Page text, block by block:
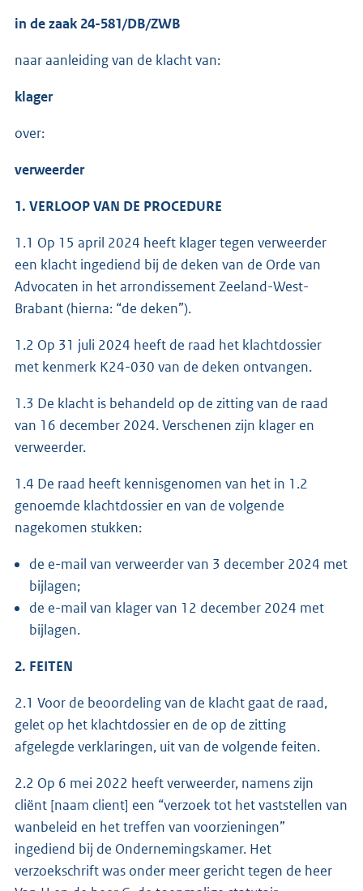
in de zaak 24-581/DB/ZWB
naar aanleiding van de klacht van:
klager
over:
verweerder
1. VERLOOP VAN DE PROCEDURE
1.1 Op 15 april 2024 heeft klager tegen verweerder
een klacht ingediend bij de deken van de Orde van
Advocaten in het arrondissement Zeeland-West-
Brabant (hierna: “de deken”).
1.2 Op 31 juli 2024 heeft de raad het klachtdossier
met kenmerk K24-030 van de deken ontvangen.
1.3 De klacht is behandeld op de zitting van de raad
van 16 december 2024. Verschenen zijn klager en
verweerder.
1.4 De raad heeft kennisgenomen van het in 1.2
genoemde klachtdossier en van de volgende
nagekomen stukken:
de e-mail van verweerder van 3 december 2024 met
bijlagen;
de e-mail van klager van 12 december 2024 met
bijlagen.
2. FEITEN
2.1 Voor de beoordeling van de klacht gaat de raad,
gelet op het klachtdossier en de op de zitting
afgelegde verklaringen, uit van de volgende feiten.
2.2 Op 6 mei 2022 heeft verweerder, namens zijn
cliënt [naam client] een “verzoek tot het vaststellen van
wanbeleid en het treffen van voorzieningen”
ingediend bij de Ondernemingskamer. Het
verzoekschrift was onder meer gericht tegen de heer